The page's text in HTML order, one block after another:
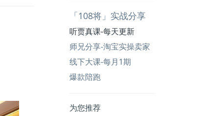
「108将」实战分享
听贾真课-每天更新
师兄分享-淘宝实操卖家
线下大课-每月1期
爆款陪跑
为您推荐